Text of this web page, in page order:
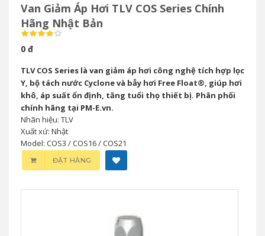
Van Giảm Áp Hơi TLV COS Series Chính
Hãng Nhật Bản
0 đ
TLV COS Series là van giảm áp hơi công nghệ tích hợp lọc
Y, bộ tách nước Cyclone và bẫy hơi Free Float®, giúp hơi
khô, áp suất ổn định, tăng tuổi thọ thiết bị. Phân phối
chính hãng tại PM-E.vn.
Nhãn hiệu: TLV
Xuất xứ: Nhật
Model: COS3 / COS16 / COS21
ĐẶT HÀNG